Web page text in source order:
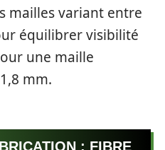
mailles variant entre
équilibrer visibilité
une maille
mm.
: FIBRE